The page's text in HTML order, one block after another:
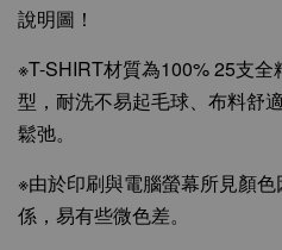
說明圖！
※T-SHIRT材質為100% 25支
型，耐洗不易起毛球、布料舒
鬆弛。
※由於印刷與電腦螢幕所見顏
係，易有些微色差。